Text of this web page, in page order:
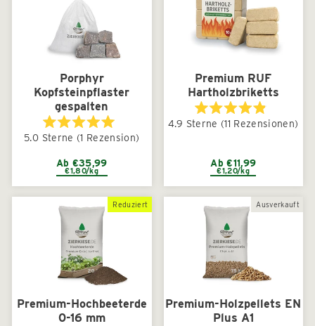
Porphyr
Kopfsteinpflaster
gespalten
Mit
5.0
5
Sternen
5.0 Sterne (1 Rezension)
Ab €35,99
€1,80/kg
Premium RUF
Hartholzbriketts
Mit
4.9
Sternen
bewertet
4.9 Sterne (11 Rezensionen)
Ab €11,99
€1,20/kg
Reduziert
Premium-Hochbeeterde
0-16 mm
Ausverkauft
Premium-Holzpellets EN
Plus A1